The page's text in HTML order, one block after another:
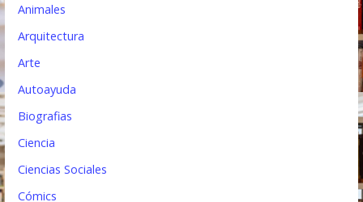
n
d
a
Animales
Arquitectura
Arte
Autoayuda
Biografias
Ciencia
Ciencias Sociales
Cómics